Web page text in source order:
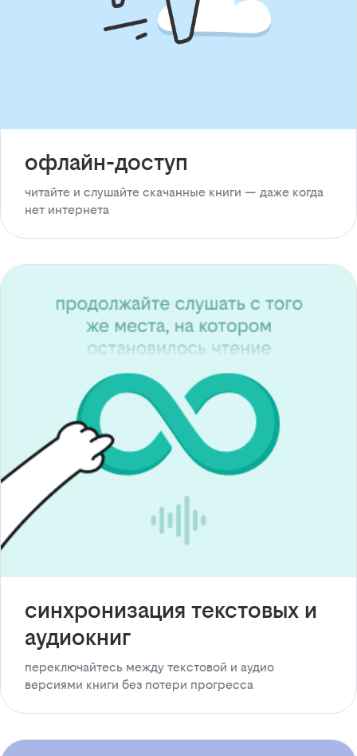
офлайн-доступ
читайте и слушайте скачанные книги — даже когда
нет интернета
синхронизация текстовых и
аудиокниг
переключайтесь между текстовой и аудио
версиями книги без потери прогресса